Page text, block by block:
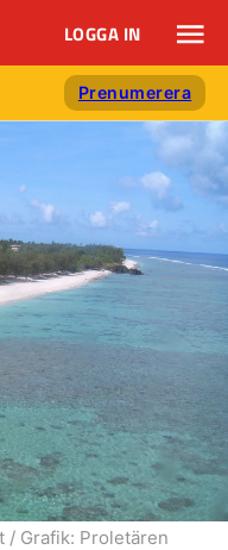
LOGGA IN
Prenumerera
/ Grafik: Proletären